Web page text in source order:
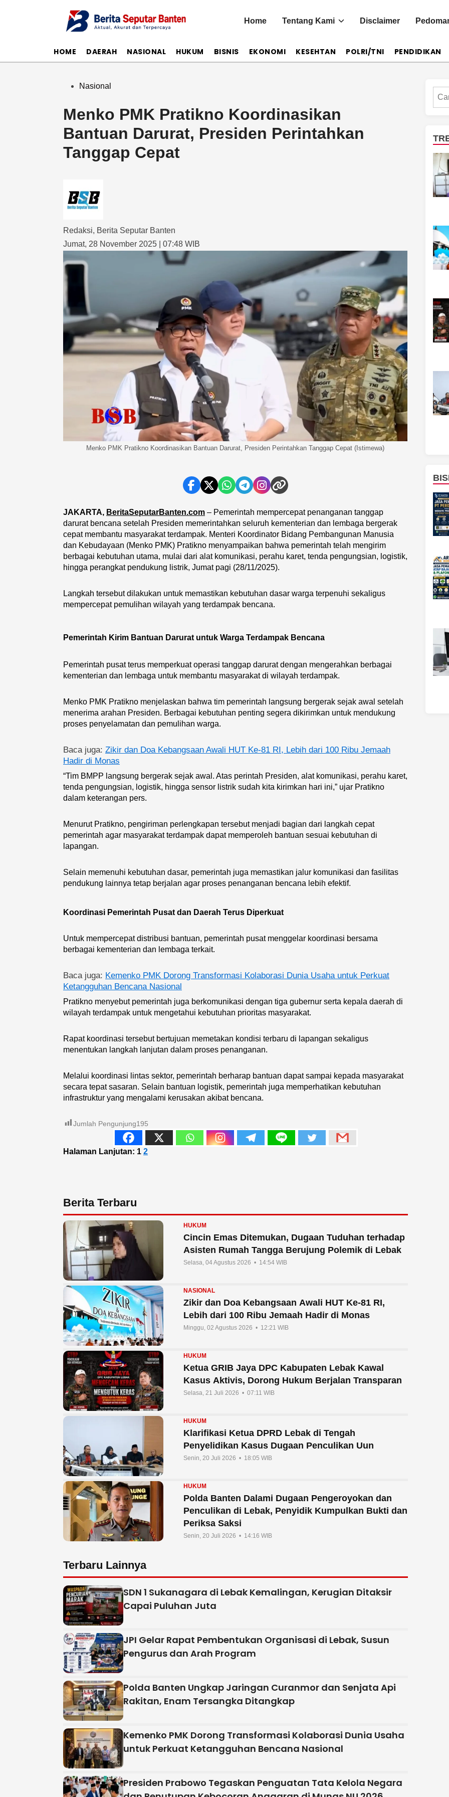
Home Tentang Kami Disclaimer
HOME DAERAH NASIONAL HUKUM BISNIS EKONOMI KESEHTAN POLRI/TNI PENDIDIKAN
PostedNasional
Menko PMK Pratikno Koordinasikan
Bantuan Darurat, Presiden Perintahkan
Tanggap Cepat
Redaksi, Berita Seputar Banten
Jumat, 28 November 2025 | 07:48 WIB
Menko PMK Pratikno Koordinasikan Bantuan Darurat, Presiden Perintahkan Tanggap Cepat (Istimewa)
JAKARTA, BeritaSeputarBanten.com – Pemerintah mempercepat penanganan tanggap
darurat bencana setelah Presiden memerintahkan seluruh kementerian dan lembaga bergerak
cepat membantu masyarakat terdampak. Menteri Koordinator Bidang Pembangunan Manusia
dan Kebudayaan (Menko PMK) Pratikno menyampaikan bahwa pemerintah telah mengirim
berbagai kebutuhan utama, mulai dari alat komunikasi, perahu karet, tenda pengungsian, logistik,
hingga perangkat pendukung listrik, Jumat pagi (28/11/2025).
Langkah tersebut dilakukan untuk memastikan kebutuhan dasar warga terpenuhi sekaligus
mempercepat pemulihan wilayah yang terdampak bencana.
Pemerintah Kirim Bantuan Darurat untuk Warga Terdampak Bencana
Pemerintah pusat terus memperkuat operasi tanggap darurat dengan mengerahkan berbagai
kementerian dan lembaga untuk membantu masyarakat di wilayah terdampak.
Menko PMK Pratikno menjelaskan bahwa tim pemerintah langsung bergerak sejak awal setelah
menerima arahan Presiden. Berbagai kebutuhan penting segera dikirimkan untuk mendukung
proses penyelamatan dan pemulihan warga.
Baca juga: Zikir dan Doa Kebangsaan Awali HUT Ke-81 RI, Lebih dari 100 Ribu Jemaah
Hadir di Monas
“Tim BMPP langsung bergerak sejak awal. Atas perintah Presiden, alat komunikasi, perahu karet,
tenda pengungsian, logistik, hingga sensor listrik sudah kita kirimkan hari ini,” ujar Pratikno
dalam keterangan pers.
Menurut Pratikno, pengiriman perlengkapan tersebut menjadi bagian dari langkah cepat
pemerintah agar masyarakat terdampak dapat memperoleh bantuan sesuai kebutuhan di
lapangan.
Selain memenuhi kebutuhan dasar, pemerintah juga memastikan jalur komunikasi dan fasilitas
pendukung lainnya tetap berjalan agar proses penanganan bencana lebih efektif.
Koordinasi Pemerintah Pusat dan Daerah Terus Diperkuat
Untuk mempercepat distribusi bantuan, pemerintah pusat menggelar koordinasi bersama
berbagai kementerian dan lembaga terkait.
Baca juga: Kemenko PMK Dorong Transformasi Kolaborasi Dunia Usaha untuk Perkuat
Ketangguhan Bencana Nasional
Pratikno menyebut pemerintah juga berkomunikasi dengan tiga gubernur serta kepala daerah di
wilayah terdampak untuk mengetahui kebutuhan prioritas masyarakat.
Rapat koordinasi tersebut bertujuan memetakan kondisi terbaru di lapangan sekaligus
menentukan langkah lanjutan dalam proses penanganan.
Melalui koordinasi lintas sektor, pemerintah berharap bantuan dapat sampai kepada masyarakat
secara tepat sasaran. Selain bantuan logistik, pemerintah juga memperhatikan kebutuhan
infrastruktur yang mengalami kerusakan akibat bencana.
Jumlah Pengunjung195
Halaman Lanjutan: 1 2
Berita Terbaru
HUKUM
Cincin Emas Ditemukan, Dugaan Tuduhan terhadap
Asisten Rumah Tangga Berujung Polemik di Lebak
Selasa, 04 Agustus 2026 • 14:54 WIB
NASIONAL
Zikir dan Doa Kebangsaan Awali HUT Ke-81 RI,
Lebih dari 100 Ribu Jemaah Hadir di Monas
Minggu, 02 Agustus 2026 • 12:21 WIB
HUKUM
Ketua GRIB Jaya DPC Kabupaten Lebak Kawal
Kasus Aktivis, Dorong Hukum Berjalan Transparan
Selasa, 21 Juli 2026 • 07:11 WIB
HUKUM
Klarifikasi Ketua DPRD Lebak di Tengah
Penyelidikan Kasus Dugaan Penculikan Uun
Senin, 20 Juli 2026 • 18:05 WIB
HUKUM
Polda Banten Dalami Dugaan Pengeroyokan dan
Penculikan di Lebak, Penyidik Kumpulkan Bukti dan
Periksa Saksi
Senin, 20 Juli 2026 • 14:16 WIB
Terbaru Lainnya
SDN 1 Sukanagara di Lebak Kemalingan, Kerugian Ditaksir
Capai Puluhan Juta
JPI Gelar Rapat Pembentukan Organisasi di Lebak, Susun
Pengurus dan Arah Program
Polda Banten Ungkap Jaringan Curanmor dan Senjata Api
Rakitan, Enam Tersangka Ditangkap
Kemenko PMK Dorong Transformasi Kolaborasi Dunia Usaha
untuk Perkuat Ketangguhan Bencana Nasional
Presiden Prabowo Tegaskan Penguatan Tata Kelola Negara
Cari